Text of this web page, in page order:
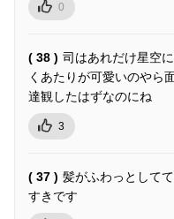
0
( 38 ) 司はあれだけ星空
くあたりが可愛いのやら
達観したはずなのにね
3
( 37 ) 髪がふわっとして
すきです